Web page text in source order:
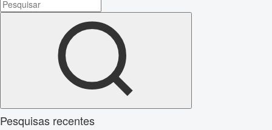
Pesquisas recentes